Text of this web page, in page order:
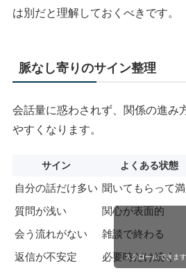
は別だと理解しておくべきです。
脈なし寄りのサイン整理
会話量に惑わされず、関係の進み
やすくなります。
サイン よくある状態
自分の話だけ多い 聞いてもらって
質問が浅い
関心が表面的
会う流れがない
雑談で終わる
返信が不安定
必要時だけ続く
スクロールできます